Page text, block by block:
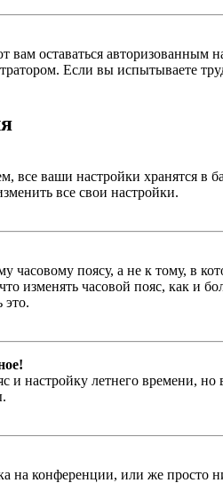
вам оставаться
Если вы испытываете
все ваши настройки хранятся
все свои настройки.
часовому поясу, а не к тому, в
изменять часовой пояс, как и
это.
настройку летнего времени,
на конференции, или же просто